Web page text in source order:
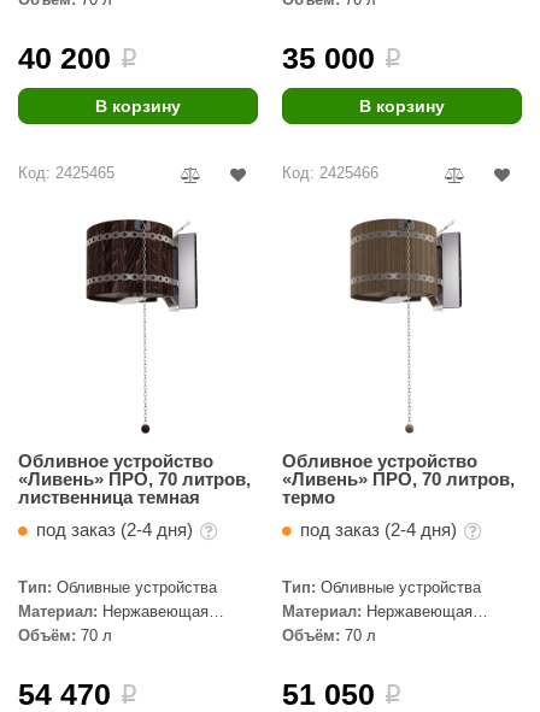
40 200 i
В корзину
35 000 i
В корзину
Код: 2425465
Обливное устройство
«Ливень» ПРО, 70 литров,
лиственница темная
под заказ (2-4 дня)
Тип: Обливные устройства
Материал: Нержавеющая
сталь, Дерево
Объём: 70 л
54 470 i
Код: 2425466
Обливное устройство
«Ливень» ПРО, 70 литров,
термо
под заказ (2-4 дня)
Тип: Обливные устройства
Материал: Нержавеющая
сталь, Дерево
Объём: 70 л
51 050 i